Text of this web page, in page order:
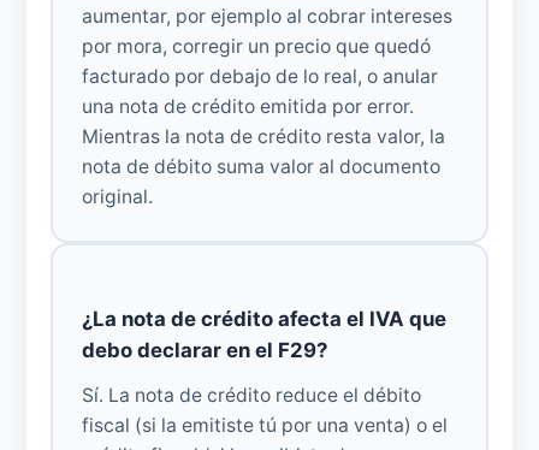
aumentar, por ejemplo al cobrar intereses
por mora, corregir un precio que quedó
facturado por debajo de lo real, o anular
una nota de crédito emitida por error.
Mientras la nota de crédito resta valor, la
nota de débito suma valor al documento
original.
¿La nota de crédito afecta el IVA que
debo declarar en el F29?
Sí. La nota de crédito reduce el débito
fiscal (si la emitiste tú por una venta) o el